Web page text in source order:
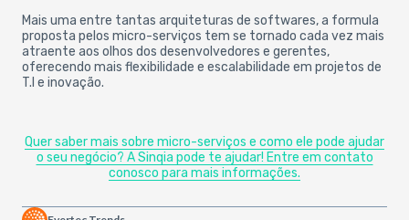
Mais uma entre tantas arquiteturas de softwares, a formula
proposta pelos micro-serviços tem se tornado cada vez mais
atraente aos olhos dos desenvolvedores e gerentes,
oferecendo mais flexibilidade e escalabilidade em projetos de
T.I e inovação.
Quer saber mais sobre micro-serviços e como ele pode ajudar
o seu negócio? A Sinqia pode te ajudar! Entre em contato
conosco para mais informações.